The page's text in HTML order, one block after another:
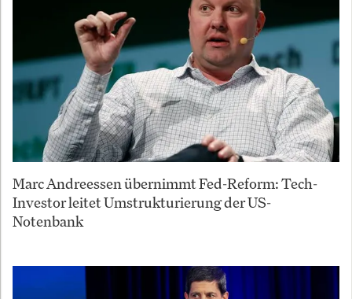
Marc Andreessen übernimmt Fed-Reform: Tech-
Investor leitet Umstrukturierung der US-
Notenbank